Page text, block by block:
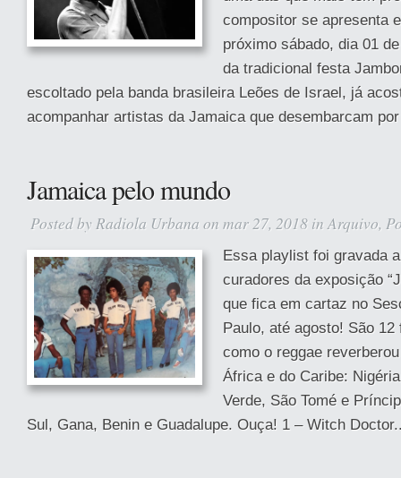
compositor se apresenta
próximo sábado, dia 01
da tradicional festa
escoltado pela banda brasileira Leões de Israel, já
acompanhar artistas da Jamaica que desembarcam
Jamaica pelo mundo
Posted by Radiola Urbana on mar 27, 2018 inArquivo,
Essa playlist foi gravada
curadores da exposição
que fica em cartaz no
Paulo, até agosto! São
como o reggae
África e do Caribe:
Verde, São Tomé e
Sul, Gana, Benin e Guadalupe. Ouça! 1 – Witch